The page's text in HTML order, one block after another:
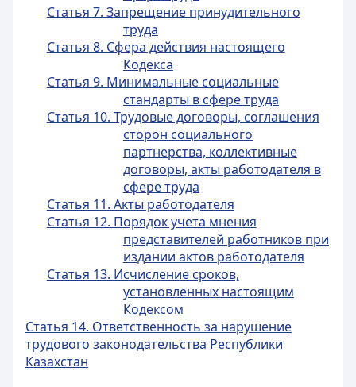
Статья 7. Запрещение принудительного
труда
Статья 8. Сфера действия настоящего
Кодекса
Статья 9. Минимальные социальные
стандарты в сфере труда
Статья 10. Трудовые договоры, соглашения
сторон социального
партнерства, коллективные
договоры, акты работодателя в
сфере труда
Статья 11. Акты работодателя
Статья 12. Порядок учета мнения
представителей работников при
издании актов работодателя
Статья 13. Исчисление сроков,
установленных настоящим
Кодексом
Статья 14. Ответственность за нарушение
трудового законодательства Республики
Казахстан